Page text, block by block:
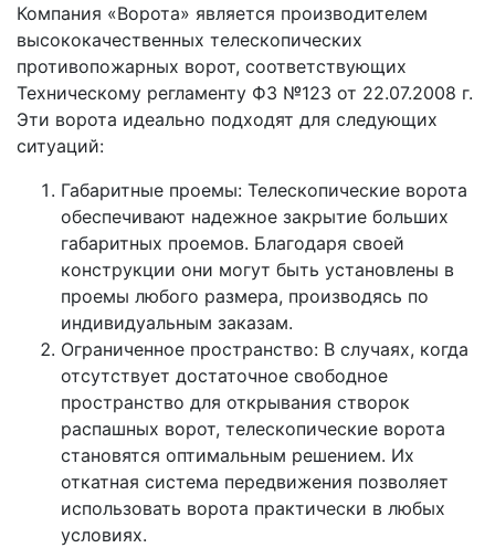
Компания «Ворота» является производителем
высококачественных телескопических
противопожарных ворот, соответствующих
Техническому регламенту ФЗ №123 от 22.07.2008 г.
Эти ворота идеально подходят для следующих
ситуаций:
Габаритные проемы: Телескопические ворота
обеспечивают надежное закрытие больших
габаритных проемов. Благодаря своей
конструкции они могут быть установлены в
проемы любого размера, производясь по
индивидуальным заказам.
Ограниченное пространство: В случаях, когда
отсутствует достаточное свободное
пространство для открывания створок
распашных ворот, телескопические ворота
становятся оптимальным решением. Их
откатная система передвижения позволяет
использовать ворота практически в любых
условиях.